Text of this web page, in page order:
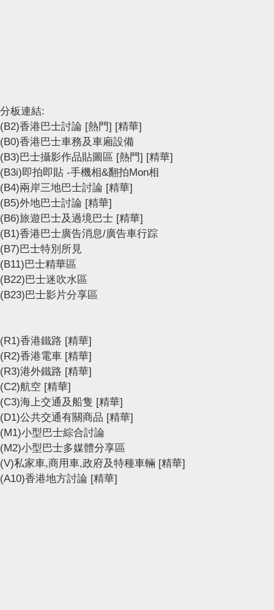
分板連結:
(B2)香港巴士討論 [熱門] [精華]
(B0)香港巴士車務及車廂設備
(B3)巴士攝影作品貼圖區 [熱門] [精華]
(B3i)即拍即貼 -手機相&翻拍Mon相
(B4)兩岸三地巴士討論 [精華]
(B5)外地巴士討論 [精華]
(B6)旅遊巴士及過境巴士 [精華]
(B1)香港巴士廣告消息/廣告車行踪
(B7)巴士特別所見
(B11)巴士精華區
(B22)巴士迷吹水區
(B23)巴士影片分享區
(R1)香港鐵路 [精華]
(R2)香港電車 [精華]
(R3)港外鐵路 [精華]
(C2)航空 [精華]
(C3)海上交通及船隻 [精華]
(D1)公共交通有關商品 [精華]
(M1)小型巴士綜合討論
(M2)小型巴士多媒體分享區
(V)私家車,商用車,政府及特種車輛 [精華]
(A10)香港地方討論 [精華]